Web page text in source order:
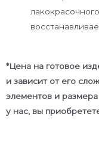
*Цена на готовое
и зависит от его
элементов и
у нас, вы